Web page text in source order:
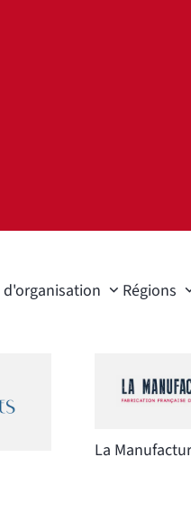
d'organisation Régions
La